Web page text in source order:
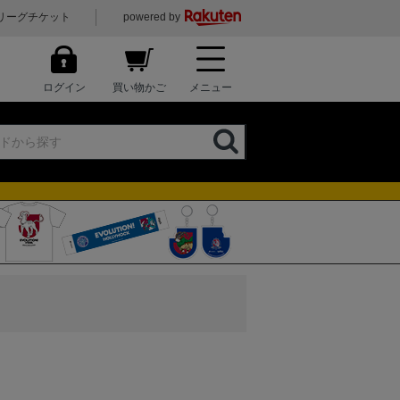
ーグチケット powered by
ログイン 買い物かご メニュー